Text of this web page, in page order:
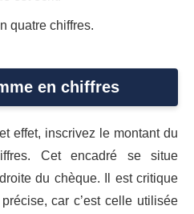
quatre chiffres.
en chiffres
effet, inscrivez le montant du
Cet encadré se situe
du chèque. Il est critique
car c’est celle utilisée